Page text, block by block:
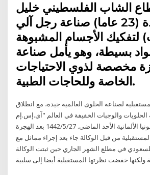
الشاب الفلسطيني خليل
العواودة (23 عاما) صناعة رجل آلي
لتفكيك الأجسام المشبوهة
بسيطة، وهو يأمل صناعة
مخصصة لذوي الاحتياجات
الخاصة وللحاجات الطبية.
لصناعة الحلوى العالمية جيدة، مع انطلاق
والوجبات الخفيفة في العالم "آي.إس.إم
2018" في مدينة كولونيا الألمانية الأحد الماضي. 27‏‏/5‏‏/1442 بعد الهجرة
من قبل الوكالة جاء بعد إجراء مماثل مع
في مطلع الشهر الجاري حين ثبتت الوكالة